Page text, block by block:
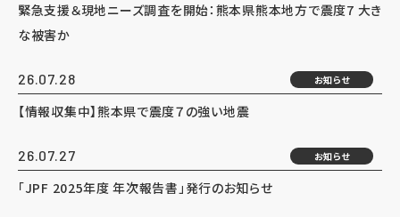
緊急支援＆現地ニーズ調査を開始：熊本県熊本地方で震度7 大き
な被害か
26.07.28 お知らせ
【情報収集中】熊本県で震度７の強い地震
26.07.27 お知らせ
「JPF 2025年度 年次報告書」発行のお知らせ